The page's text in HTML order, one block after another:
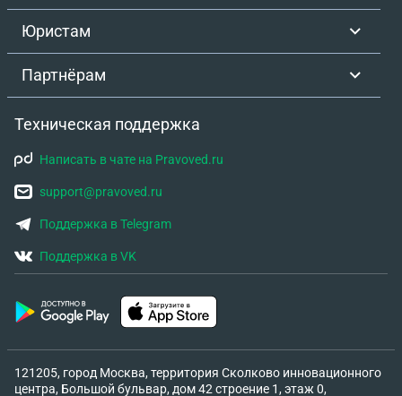
Юристам
Партнёрам
Техническая поддержка
Написать в чате на Pravoved.ru
support@pravoved.ru
Поддержка в Telegram
Поддержка в VK
121205, город Москва, территория Сколково инновационного
центра, Большой бульвар, дом 42 строение 1, этаж 0,